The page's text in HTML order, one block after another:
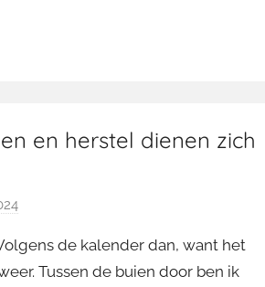
en herstel dienen zich
d
o
r
de kalender dan, want het
Tussen de buien door ben ik